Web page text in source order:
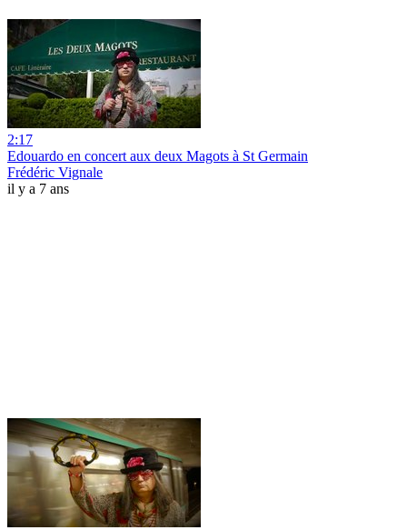
2:17
Edouardo en concert aux deux Magots à St Germain
Frédéric Vignale
il y a 7 ans